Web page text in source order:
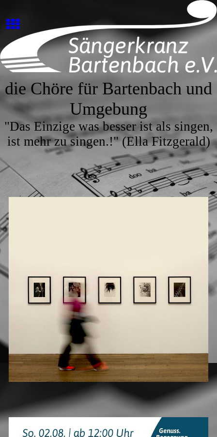
die Chöre für Bartenbach und
Umgebung
"Das Einzige was besser ist als singen,
ist mehr zu singen.!" (Ella Fitzgerald)